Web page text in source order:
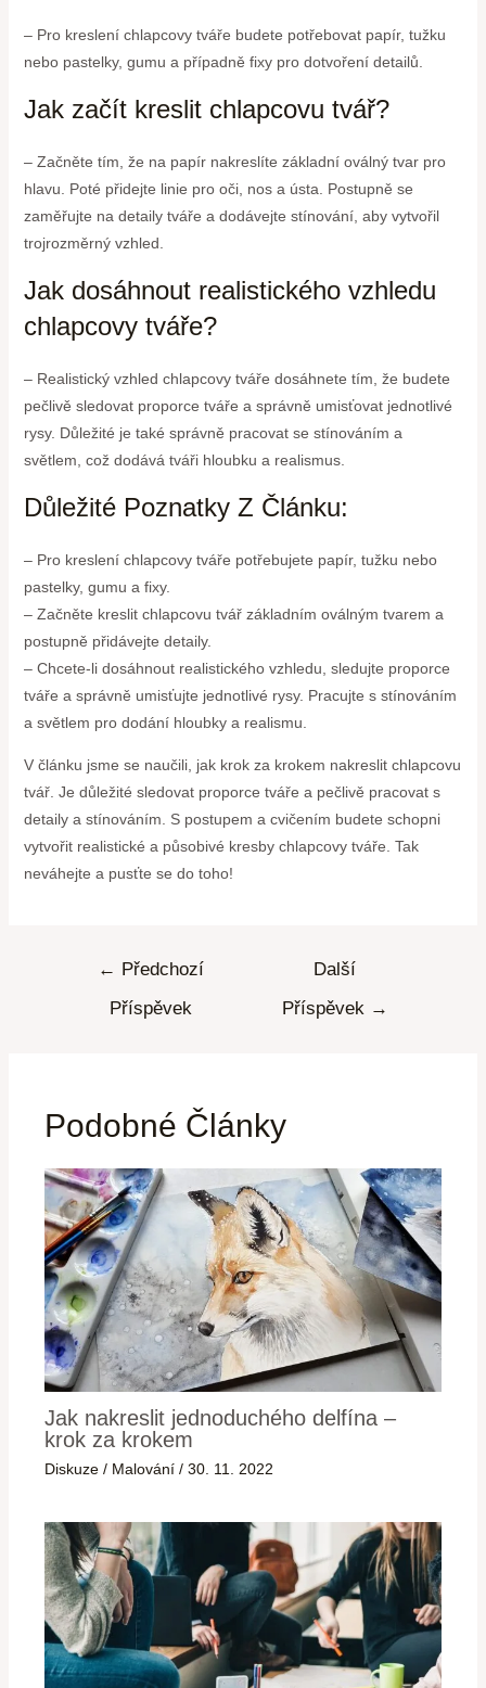
– Pro kreslení chlapcovy tváře budete potřebovat papír, tužku
nebo pastelky, gumu a případně fixy pro dotvoření detailů.
Jak začít kreslit chlapcovu tvář?
– Začněte tím, že na papír nakreslíte základní oválný tvar pro
hlavu. Poté přidejte linie pro oči, nos a ústa. Postupně se
zaměřujte na detaily tváře a dodávejte stínování, aby vytvořil
trojrozměrný vzhled.
Jak dosáhnout realistického vzhledu
chlapcovy tváře?
– Realistický vzhled chlapcovy tváře dosáhnete tím, že budete
pečlivě sledovat proporce tváře a správně umisťovat jednotlivé
rysy. Důležité je také správně pracovat se stínováním a
světlem, což dodává tváři hloubku a realismus.
Důležité Poznatky Z Článku:
– Pro kreslení chlapcovy tváře potřebujete papír, tužku nebo
pastelky, gumu a fixy.
– Začněte kreslit chlapcovu tvář základním oválným tvarem a
postupně přidávejte detaily.
– Chcete-li dosáhnout realistického vzhledu, sledujte proporce
tváře a správně umisťujte jednotlivé rysy. Pracujte s stínováním
a světlem pro dodání hloubky a realismu.
V článku jsme se naučili, jak krok za krokem nakreslit chlapcovu
tvář. Je důležité sledovat proporce tváře a pečlivě pracovat s
detaily a stínováním. S postupem a cvičením budete schopni
vytvořit realistické a působivé kresby chlapcovy tváře. Tak
neváhejte a pusťte se do toho!
← Předchozí
Příspěvek
Další
Příspěvek →
Podobné Články
Jak nakreslit jednoduchého delfína –
krok za krokem
Diskuze / Malování /30. 11. 2022